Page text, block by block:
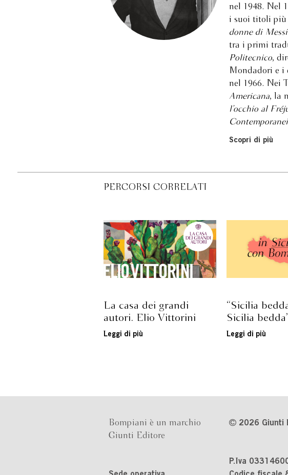
nel 1948. Nel
i suoi titoli più
donne di
tra i primi
Politecnico,
Mondadori e i
nel 1966. Nei
Americana, la
l’occhio al
Scopri di più
PERCORSI CORRELATI
La casa dei grandi
autori. Elio Vittorini
Leggi di più
“Sicilia
Sicilia
Leggi di più
Bompiani è un marchio
Giunti Editore
2026 Giunti
P.Iva